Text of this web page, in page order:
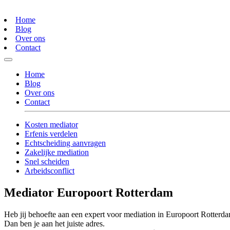
Home
Blog
Over ons
Contact
Home
Blog
Over ons
Contact
Kosten mediator
Erfenis verdelen
Echtscheiding aanvragen
Zakelijke mediation
Snel scheiden
Arbeidsconflict
Mediator Europoort Rotterdam
Heb jij behoefte aan een expert voor mediation in Europoort
Dan ben je aan het juiste adres.